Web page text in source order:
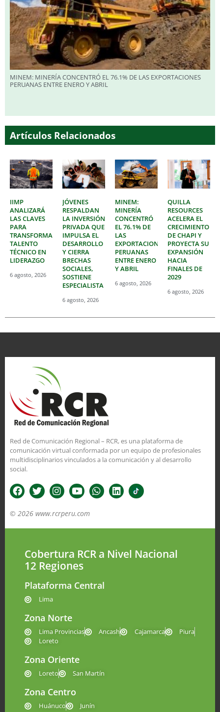
MINEM: MINERÍA CONCENTRÓ EL 76.1% DE LAS EXPORTACIONES
PERUANAS ENTRE ENERO Y ABRIL
Artículos Relacionados
IIMP
ANALIZARÁ
LAS CLAVES
PARA
TRANSFORMAR
TALENTO
TÉCNICO EN
LIDERAZGO
6 agosto, 2026
JÓVENES
RESPALDAN
LA INVERSIÓN
PRIVADA QUE
IMPULSA EL
DESARROLLO
Y CIERRA
BRECHAS
SOCIALES,
SOSTIENE
ESPECIALISTA
6 agosto, 2026
MINEM:
MINERÍA
CONCENTRÓ
EL 76.1% DE
LAS
EXPORTACIONES
PERUANAS
ENTRE ENERO
Y ABRIL
6 agosto, 2026
QUILLA
RESOURCES
ACELERA EL
CRECIMIENTO
DE CHAPI Y
PROYECTA SU
EXPANSIÓN
HACIA
FINALES DE
2029
6 agosto, 2026
Red de Comunicación Regional – RCR, es una plataforma de
comunicación virtual conformada por un equipo de profesionales
multidisciplinarios vinculados a la comunicación y al desarrollo
social.
© 2026 www.rcrperu.com
Cobertura RCR a Nivel Nacional
12 Regiones
Plataforma Central
Lima
Zona Norte
Lima Provincias Ancash Cajamarca
Piura
Loreto
Zona Oriente
Loreto San Martín
Zona Centro
Huánuco Junín